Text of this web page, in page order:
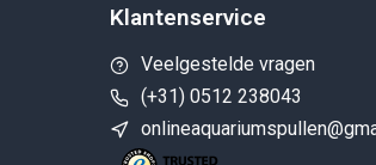
Klantenservice
Veelgestelde vragen
(+31) 0512 238043